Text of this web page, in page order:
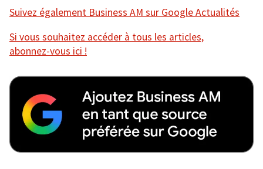
Suivez également Business AM sur Google Actualités
Si vous souhaitez accéder à tous les articles,
abonnez-vous ici !